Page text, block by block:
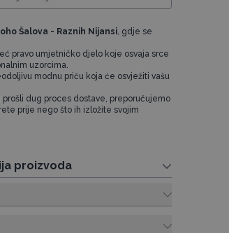
Šalova - Raznih Nijansi, gdje se
pravo umjetničko djelo koje osvaja srce
uzorcima.
modnu priču koja će osvježiti vašu
dug proces dostave, preporučujemo
prije nego što ih izložite svojim
proizvoda